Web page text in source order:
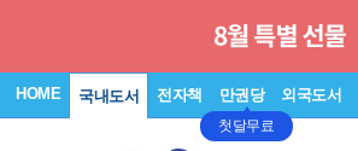
HOME 국내도서 전자책 만권당
첫달무료
외국도서